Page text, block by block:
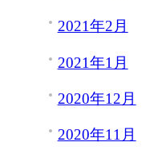
2021年2月
2021年1月
2020年12月
2020年11月